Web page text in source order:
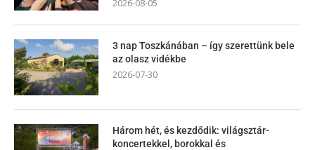
3 nap Toszkánában – így szerettünk bele
az olasz vidékbe
2026-07-30
Három hét, és kezdődik: világsztár-
koncertekkel, borokkal és